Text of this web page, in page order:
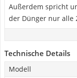
Außerdem spricht
der Dünger nur alle
Technische Details
Modell